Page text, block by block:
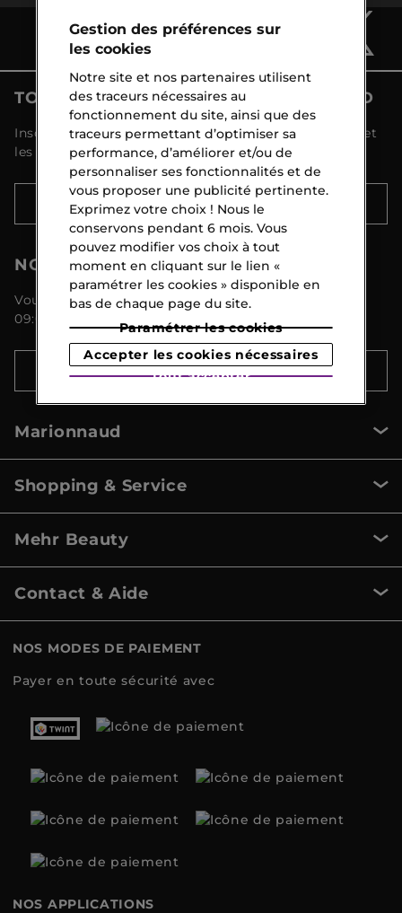
TOUTES LES ACTUALITÉS MARIONNAUD
Inscrivez-vous et découvrez toutes les nouveautés et
les promotions !
S'INSCRIRE
NOTRE SERVICE CLIENTÈLE
Vous pouvez nous joindre du lundi au vendredi de
09:00 à 18:00 au 044 8 267 267
NOUS CONTACTER
Marionnaud
Shopping & Service
Mehr Beauty
Contact & Aide
NOS MODES DE PAIEMENT
Payer en toute sécurité avec
NOS APPLICATIONS
Gestion des préférences sur
les cookies
Notre site et nos partenaires utilisent
des traceurs nécessaires au
fonctionnement du site, ainsi que des
traceurs permettant d’optimiser sa
performance, d’améliorer et/ou de
personnaliser ses fonctionnalités et de
vous proposer une publicité pertinente.
Exprimez votre choix ! Nous le
conservons pendant 6 mois. Vous
pouvez modifier vos choix à tout
moment en cliquant sur le lien «
paramétrer les cookies » disponible en
bas de chaque page du site.
Paramétrer les cookies
Accepter les cookies nécessaires
Tout accepter